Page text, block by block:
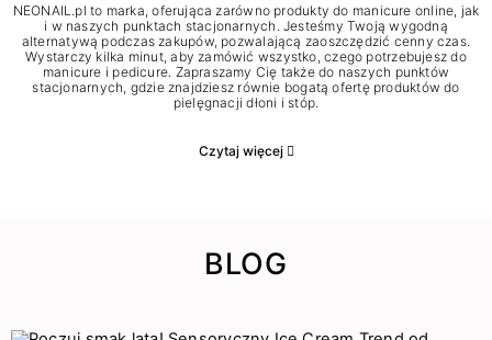
NEONAIL.pl to marka, oferująca zarówno produkty do manicure online, jak
i w naszych punktach stacjonarnych. Jesteśmy Twoją wygodną
alternatywą podczas zakupów, pozwalającą zaoszczędzić cenny czas.
Wystarczy kilka minut, aby zamówić wszystko, czego potrzebujesz do
manicure i pedicure. Zapraszamy Cię także do naszych punktów
stacjonarnych, gdzie znajdziesz równie bogatą ofertę produktów do
pielęgnacji dłoni i stóp.
Czytaj więcej
BLOG